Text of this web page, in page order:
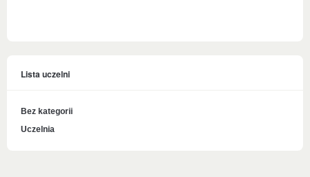
Lista uczelni
Bez kategorii
Uczelnia